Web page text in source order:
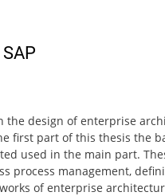
the design of enterprise
first part of this thesis the
used in the main part.
process management,
of enterprise